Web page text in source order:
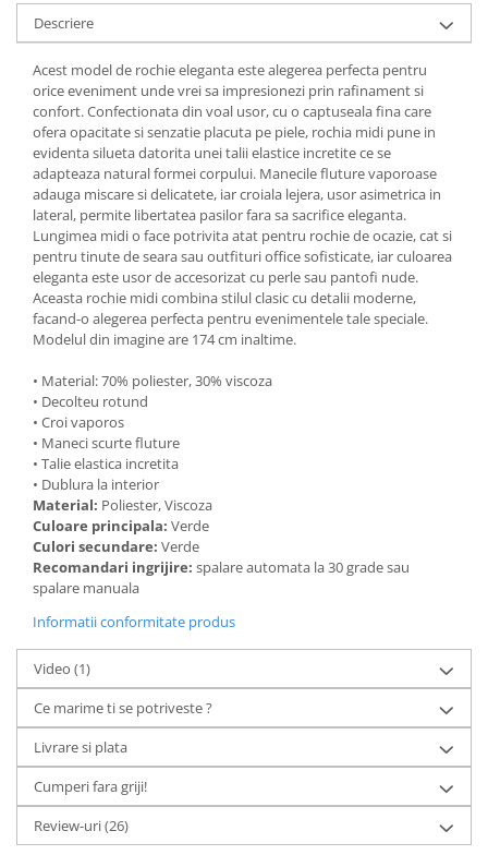
Descriere
Acest model de rochie eleganta este alegerea perfecta pentru
orice eveniment unde vrei sa impresionezi prin rafinament si
confort. Confectionata din voal usor, cu o captuseala fina care
ofera opacitate si senzatie placuta pe piele, rochia midi pune in
evidenta silueta datorita unei talii elastice incretite ce se
adapteaza natural formei corpului. Manecile fluture vaporoase
adauga miscare si delicatete, iar croiala lejera, usor asimetrica in
lateral, permite libertatea pasilor fara sa sacrifice eleganta.
Lungimea midi o face potrivita atat pentru rochie de ocazie, cat si
pentru tinute de seara sau outfituri office sofisticate, iar culoarea
eleganta este usor de accesorizat cu perle sau pantofi nude.
Aceasta rochie midi combina stilul clasic cu detalii moderne,
facand-o alegerea perfecta pentru evenimentele tale speciale.
Modelul din imagine are 174 cm inaltime.
• Material: 70% poliester, 30% viscoza
• Decolteu rotund
• Croi vaporos
• Maneci scurte fluture
• Talie elastica incretita
• Dublura la interior
Material: Poliester, Viscoza
Culoare principala: Verde
Culori secundare: Verde
Recomandari ingrijire: spalare automata la 30 grade sau
spalare manuala
Informatii conformitate produs
Video (1)
Ce marime ti se potriveste ?
Livrare si plata
Cumperi fara griji!
Review-uri(26)